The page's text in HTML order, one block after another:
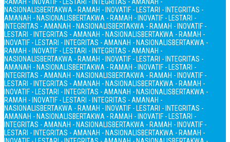
NASIONALISBERTAKWA - RAMAH - INOVATIF - LESTARI - INTEGRITAS -
AMANAH - NASIONALISBERTAKWA - RAMAH - INOVATIF - LESTARI -
INTEGRITAS - AMANAH - NASIONALISBERTAKWA - RAMAH - INOVATIF -
LESTARI - INTEGRITAS - AMANAH - NASIONALISBERTAKWA - RAMAH -
INOVATIF - LESTARI - INTEGRITAS - AMANAH - NASIONALISBERTAKWA -
RAMAH - INOVATIF - LESTARI - INTEGRITAS - AMANAH -
NASIONALISBERTAKWA - RAMAH - INOVATIF - LESTARI - INTEGRITAS -
AMANAH - NASIONALISBERTAKWA - RAMAH - INOVATIF - LESTARI -
INTEGRITAS - AMANAH - NASIONALISBERTAKWA - RAMAH - INOVATIF -
LESTARI - INTEGRITAS - AMANAH - NASIONALISBERTAKWA - RAMAH -
INOVATIF - LESTARI - INTEGRITAS - AMANAH - NASIONALISBERTAKWA -
RAMAH - INOVATIF - LESTARI - INTEGRITAS - AMANAH -
NASIONALISBERTAKWA - RAMAH - INOVATIF - LESTARI - INTEGRITAS -
AMANAH - NASIONALISBERTAKWA - RAMAH - INOVATIF - LESTARI -
INTEGRITAS - AMANAH - NASIONALISBERTAKWA - RAMAH - INOVATIF -
LESTARI - INTEGRITAS - AMANAH - NASIONALISBERTAKWA - RAMAH -